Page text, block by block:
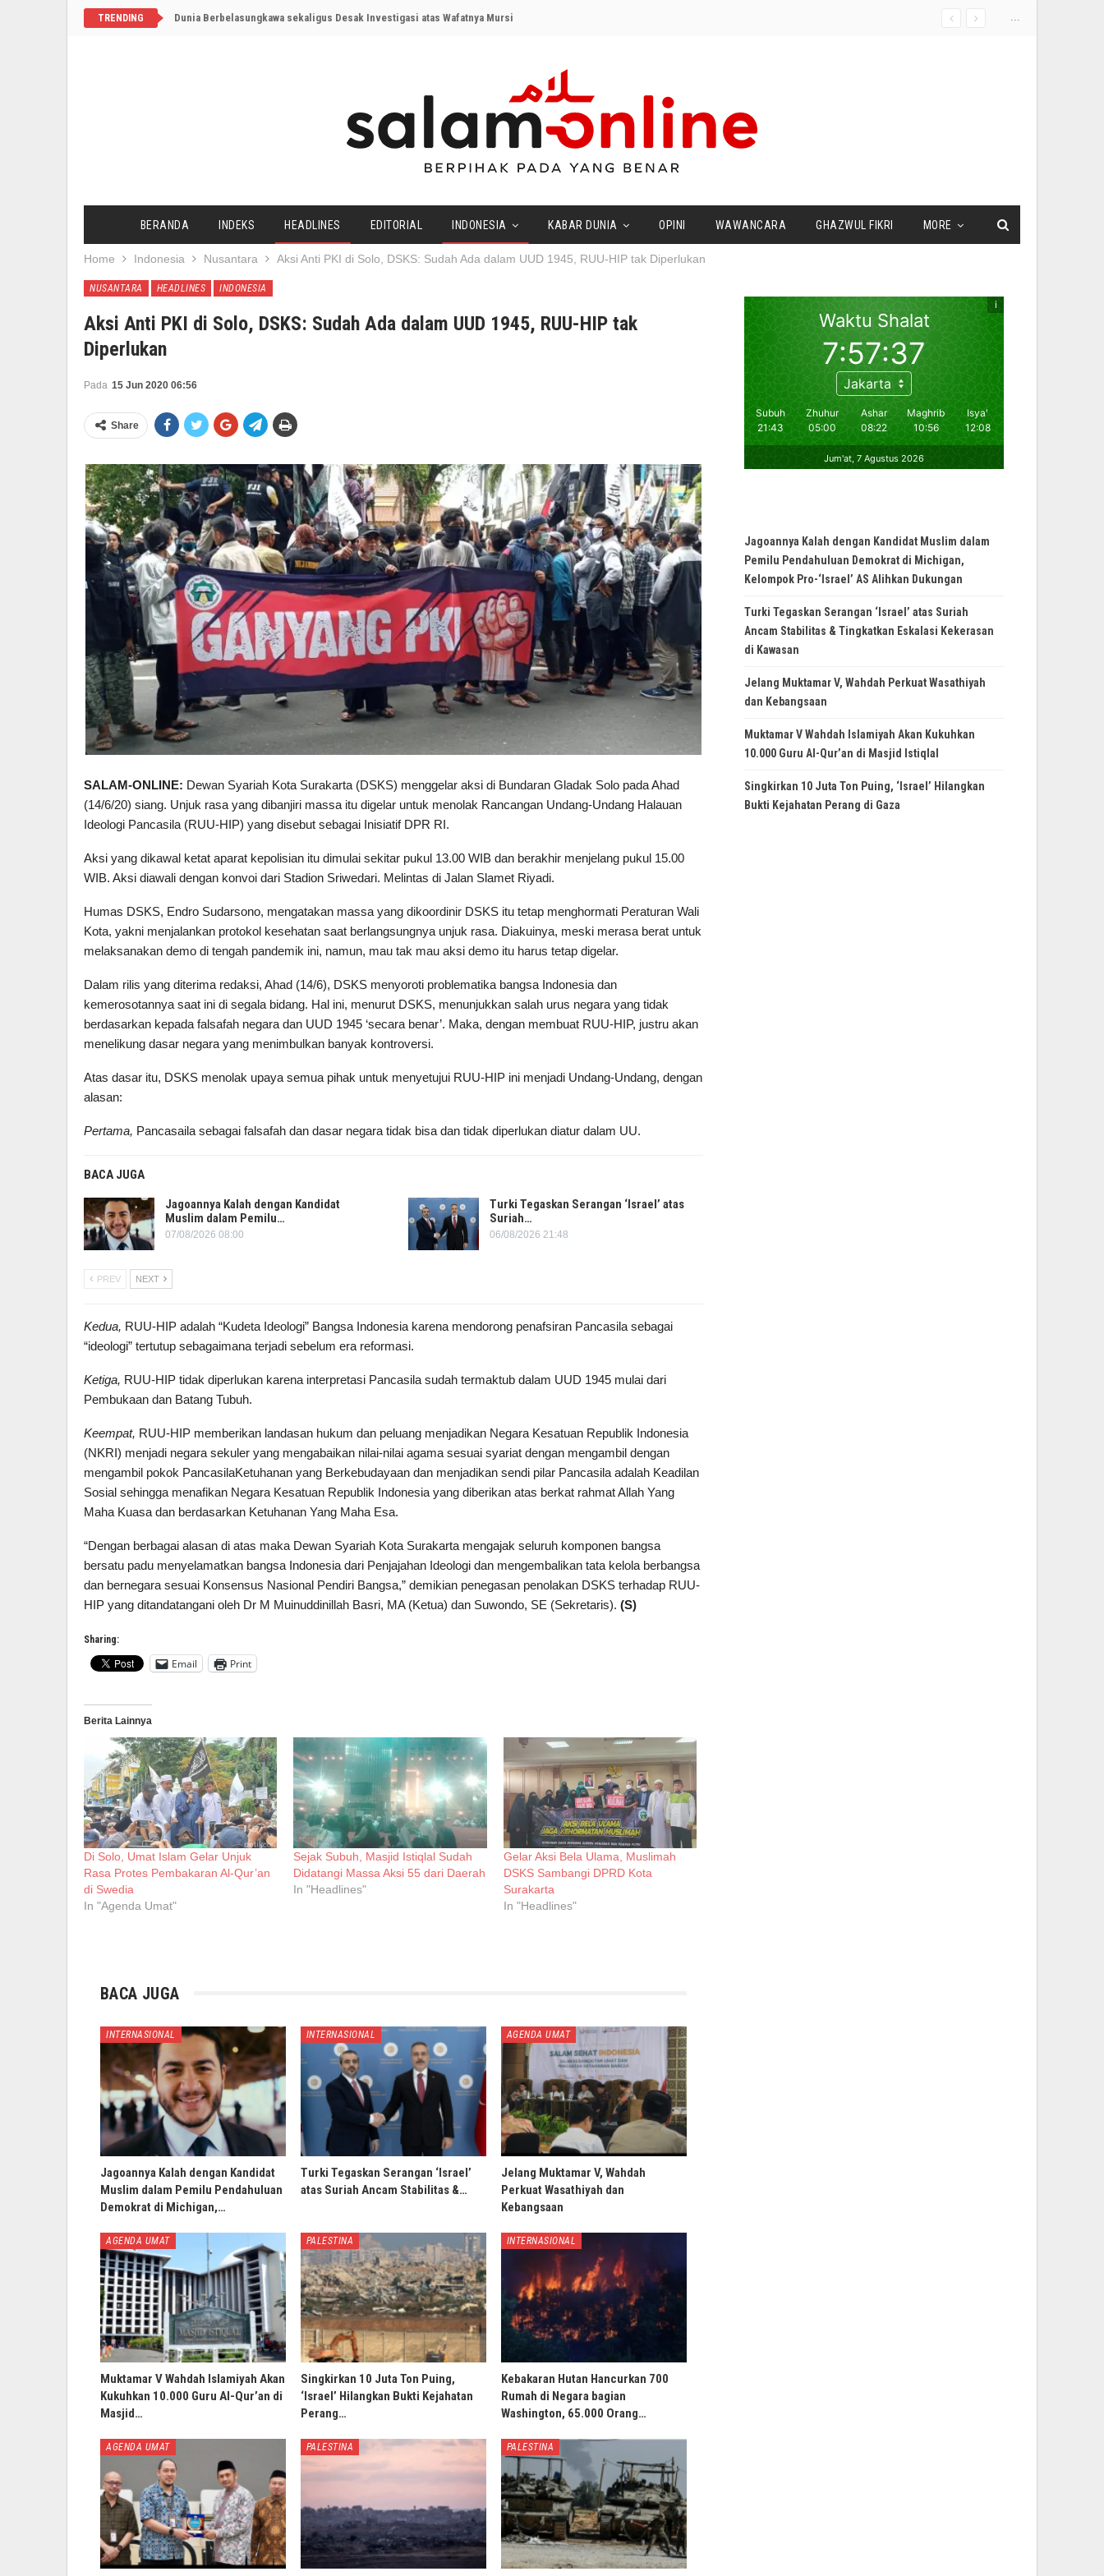
...
TRENDING Dunia Berbelasungkawa sekaligus Desak Investigasi atas Wafatnya Mursi
BERANDA INDEKS HEADLINES EDITORIAL INDONESIA KABAR DUNIA OPINI WAWANCARA GHAZWUL FIKRI MORE
Home Indonesia Nusantara Aksi Anti PKI di Solo, DSKS: Sudah Ada dalam UUD 1945, RUU-HIP tak Diperlukan
NUSANTARA HEADLINES INDONESIA
Aksi Anti PKI di Solo, DSKS: Sudah Ada dalam UUD 1945, RUU-HIP tak
Diperlukan
Pada 15 Jun 2020 06:56
Share
SALAM-ONLINE: Dewan Syariah Kota Surakarta (DSKS) menggelar aksi di Bundaran Gladak Solo pada Ahad
(14/6/20) siang. Unjuk rasa yang dibanjiri massa itu digelar untuk menolak Rancangan Undang-Undang Halauan
Ideologi Pancasila (RUU-HIP) yang disebut sebagai Inisiatif DPR RI.
Aksi yang dikawal ketat aparat kepolisian itu dimulai sekitar pukul 13.00 WIB dan berakhir menjelang pukul 15.00
WIB. Aksi diawali dengan konvoi dari Stadion Sriwedari. Melintas di Jalan Slamet Riyadi.
Humas DSKS, Endro Sudarsono, mengatakan massa yang dikoordinir DSKS itu tetap menghormati Peraturan Wali
Kota, yakni menjalankan protokol kesehatan saat berlangsungnya unjuk rasa. Diakuinya, meski merasa berat untuk
melaksanakan demo di tengah pandemik ini, namun, mau tak mau aksi demo itu harus tetap digelar.
Dalam rilis yang diterima redaksi, Ahad (14/6), DSKS menyoroti problematika bangsa Indonesia dan
kemerosotannya saat ini di segala bidang. Hal ini, menurut DSKS, menunjukkan salah urus negara yang tidak
berdasarkan kepada falsafah negara dan UUD 1945 ‘secara benar’. Maka, dengan membuat RUU-HIP, justru akan
menelikung dasar negara yang menimbulkan banyak kontroversi.
Atas dasar itu, DSKS menolak upaya semua pihak untuk menyetujui RUU-HIP ini menjadi Undang-Undang, dengan
alasan:
Pertama, Pancasaila sebagai falsafah dan dasar negara tidak bisa dan tidak diperlukan diatur dalam UU.
BACA JUGA
Jagoannya Kalah dengan Kandidat
Muslim dalam Pemilu…
07/08/2026 08:00
Turki Tegaskan Serangan ‘Israel’ atas
Suriah…
06/08/2026 21:48
PREV NEXT
Kedua, RUU-HIP adalah “Kudeta Ideologi” Bangsa Indonesia karena mendorong penafsiran Pancasila sebagai
“ideologi” tertutup sebagaimana terjadi sebelum era reformasi.
Ketiga, RUU-HIP tidak diperlukan karena interpretasi Pancasila sudah termaktub dalam UUD 1945 mulai dari
Pembukaan dan Batang Tubuh.
Keempat, RUU-HIP memberikan landasan hukum dan peluang menjadikan Negara Kesatuan Republik Indonesia
(NKRI) menjadi negara sekuler yang mengabaikan nilai-nilai agama sesuai syariat dengan mengambil dengan
mengambil pokok PancasilaKetuhanan yang Berkebudayaan dan menjadikan sendi pilar Pancasila adalah Keadilan
Sosial sehingga menafikan Negara Kesatuan Republik Indonesia yang diberikan atas berkat rahmat Allah Yang
Maha Kuasa dan berdasarkan Ketuhanan Yang Maha Esa.
“Dengan berbagai alasan di atas maka Dewan Syariah Kota Surakarta mengajak seluruh komponen bangsa
bersatu padu menyelamatkan bangsa Indonesia dari Penjajahan Ideologi dan mengembalikan tata kelola berbangsa
dan bernegara sesuai Konsensus Nasional Pendiri Bangsa,” demikian penegasan penolakan DSKS terhadap RUU-
HIP yang ditandatangani oleh Dr M Muinuddinillah Basri, MA (Ketua) dan Suwondo, SE (Sekretaris). (S)
Sharing:
Email Print
Berita Lainnya
Di Solo, Umat Islam Gelar Unjuk
Rasa Protes Pembakaran Al-Qur’an
di Swedia
In "Agenda Umat"
Sejak Subuh, Masjid Istiqlal Sudah
Didatangi Massa Aksi 55 dari Daerah
In "Headlines"
Gelar Aksi Bela Ulama, Muslimah
DSKS Sambangi DPRD Kota
Surakarta
In "Headlines"
BACA JUGA
INTERNASIONAL
Jagoannya Kalah dengan Kandidat
Muslim dalam Pemilu Pendahuluan
Demokrat di Michigan,…
INTERNASIONAL
Turki Tegaskan Serangan ‘Israel’
atas Suriah Ancam Stabilitas &…
AGENDA UMAT
Jelang Muktamar V, Wahdah
Perkuat Wasathiyah dan
Kebangsaan
AGENDA UMAT
Muktamar V Wahdah Islamiyah Akan
Kukuhkan 10.000 Guru Al-Qur’an di
Masjid…
PALESTINA
Singkirkan 10 Juta Ton Puing,
‘Israel’ Hilangkan Bukti Kejahatan
Perang…
INTERNASIONAL
Kebakaran Hutan Hancurkan 700
Rumah di Negara bagian
Washington, 65.000 Orang…
AGENDA UMAT PALESTINA PALESTINA
Jagoannya Kalah dengan Kandidat Muslim dalam
Pemilu Pendahuluan Demokrat di Michigan,
Kelompok Pro-‘Israel’ AS Alihkan Dukungan
Turki Tegaskan Serangan ‘Israel’ atas Suriah
Ancam Stabilitas & Tingkatkan Eskalasi Kekerasan
di Kawasan
Jelang Muktamar V, Wahdah Perkuat Wasathiyah
dan Kebangsaan
Muktamar V Wahdah Islamiyah Akan Kukuhkan
10.000 Guru Al-Qur’an di Masjid Istiqlal
Singkirkan 10 Juta Ton Puing, ‘Israel’ Hilangkan
Bukti Kejahatan Perang di Gaza